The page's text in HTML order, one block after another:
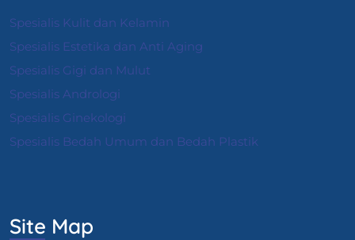
Spesialis Kulit dan Kelamin
Spesialis Estetika dan Anti Aging
Spesialis Gigi dan Mulut
Spesialis Andrologi
Spesialis Ginekologi
Spesialis Bedah Umum dan Bedah Plastik
Site Map